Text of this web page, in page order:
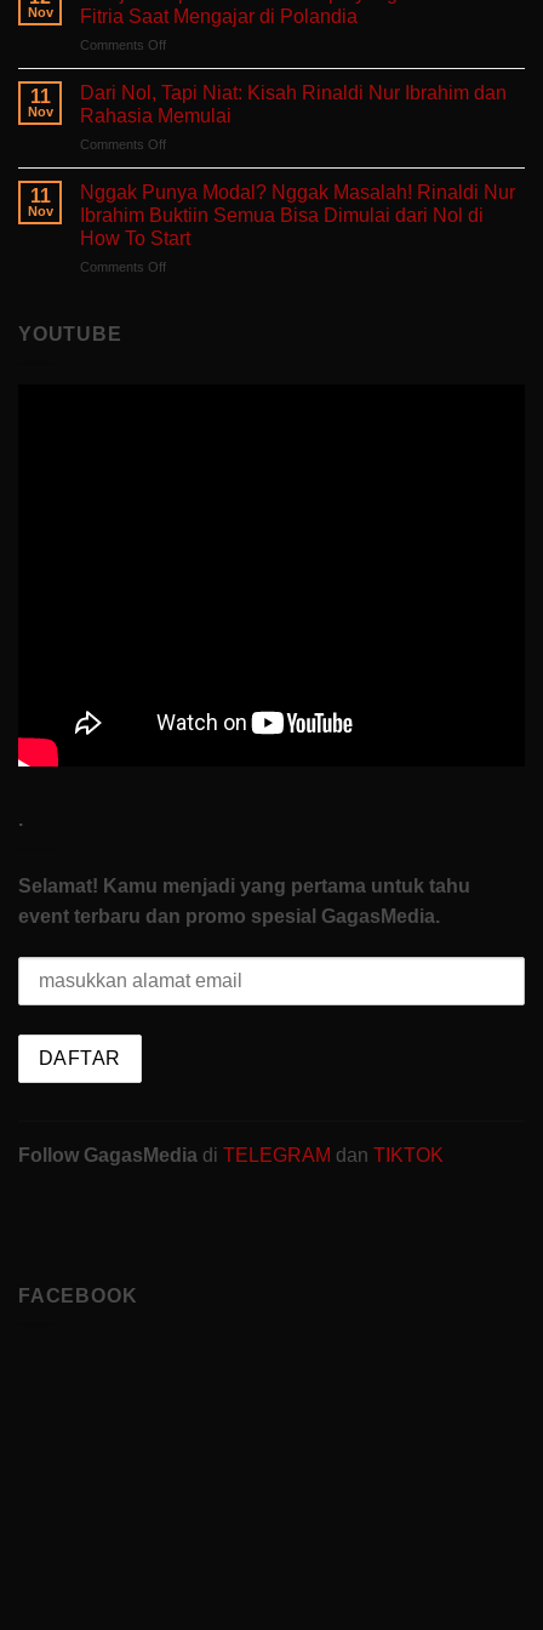
untuk
Sedang
Berjuang
Singgah
dan
Bercerita:
Buku
Self-
Healing
ke
Diri
Sendiri
Nov
Fitria Saat Mengajar di Polandia
Comments Offon
Tanpa
Takut
Salah:
Apa
yang
Ditemukan
Fitria
Saat
Mengajar
di
11
Nov
Dari Nol, Tapi Niat: Kisah Rinaldi Nur Ibrahim dan
Rahasia Memulai
Comments Offon
Tapi
Niat:
Kisah
Rinaldi
11
Nov
Nggak Punya Modal? Nggak Masalah! Rinaldi Nur
Ibrahim Buktiin Semua Bisa Dimulai dari Nol di
How To Start
Comments Offon
YOUTUBE
.
Selamat! Kamu menjadi yang pertama untuk tahu
event terbaru dan promo spesial GagasMedia.
Follow GagasMedia di TELEGRAM dan TIKTOK
FACEBOOK